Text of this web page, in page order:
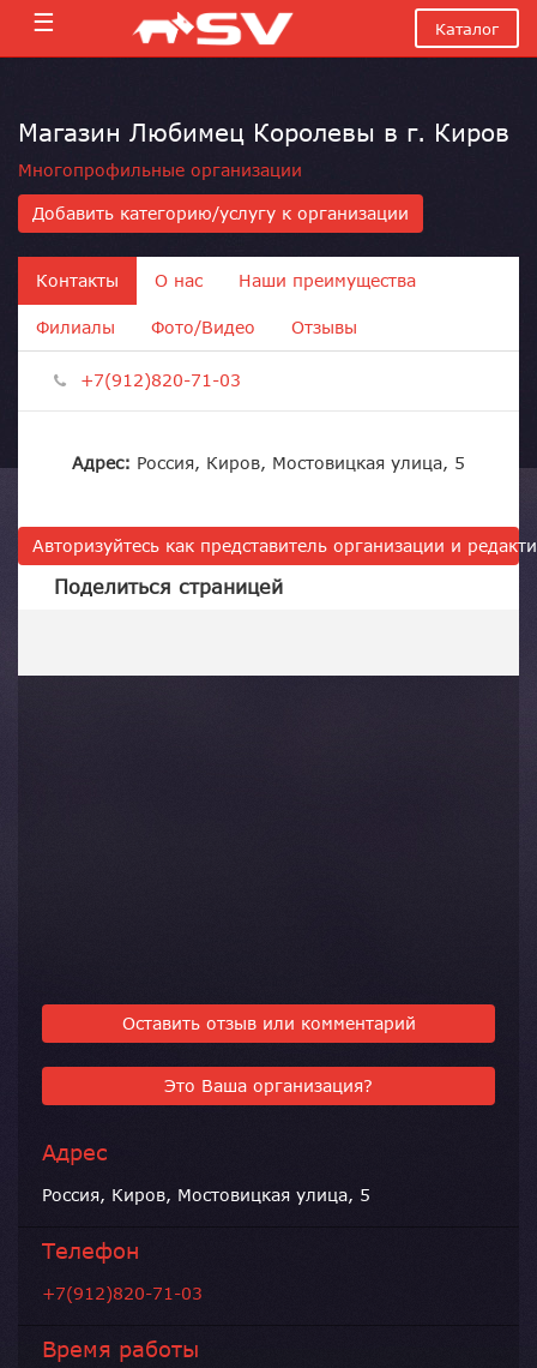
☰ Каталог
Магазин Любимец Королевы в г. Киров
Многопрофильные организации
Добавить категорию/услугу к организации
Контакты О нас Наши преимущества
Филиалы Фото/Видео Отзывы
+7(912)820-71-03
Адрес: Россия, Киров, Мостовицкая улица, 5
Авторизуйтесь как представитель организации и
Поделиться страницей
Оставить отзыв или комментарий
Это Ваша организация?
Адрес
Россия, Киров, Мостовицкая улица, 5
Телефон
+7(912)820-71-03
Время работы